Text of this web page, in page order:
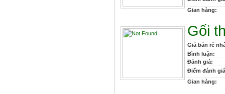
Gian hàng:
Gối
Giá bán rẻ
Bình luận:
Đánh giá:
Điểm đánh
Gian hàng: